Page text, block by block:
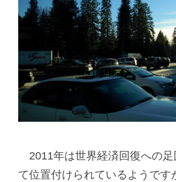
2011年は世界経済回復への足
て位置付けられているようです